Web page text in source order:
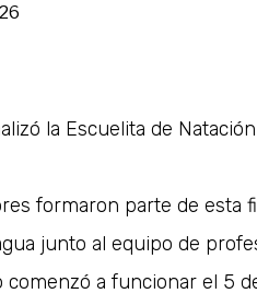
la Escuelita de
formaron parte de esta
junto al equipo de
comenzó a funcionar el 5